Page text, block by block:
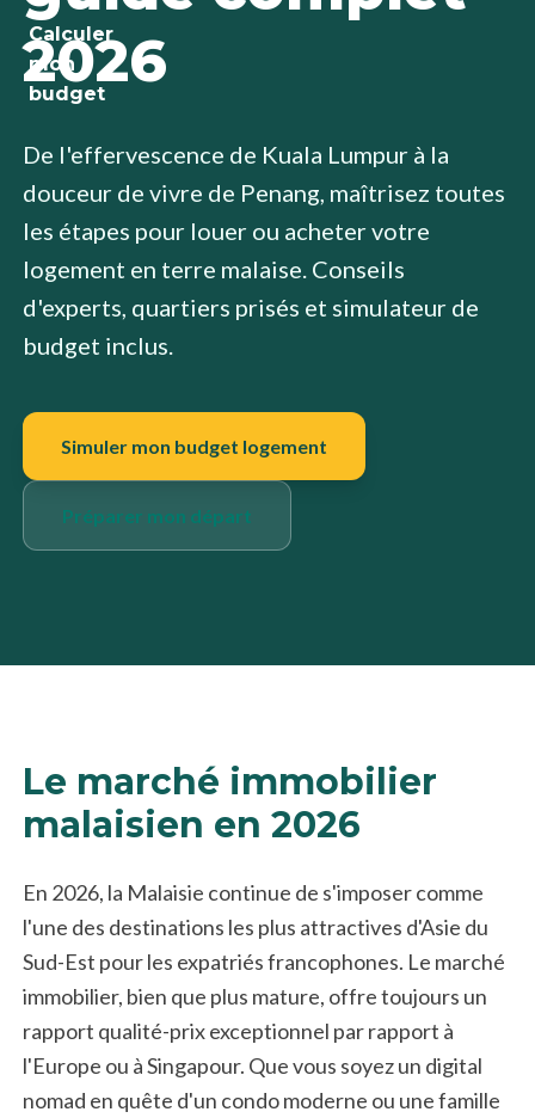
Emploi
Santé
Culture
Régions
Calculer
mon
budget
2026
De l'effervescence de Kuala Lumpur à la
douceur de vivre de Penang, maîtrisez toutes
les étapes pour louer ou acheter votre
logement en terre malaise. Conseils
d'experts, quartiers prisés et simulateur de
budget inclus.
Simuler mon budget logement
Préparer mon départ
Le marché immobilier
malaisien en 2026
En 2026, la Malaisie continue de s'imposer comme
l'une des destinations les plus attractives d'Asie du
Sud-Est pour les expatriés francophones. Le marché
immobilier, bien que plus mature, offre toujours un
rapport qualité-prix exceptionnel par rapport à
l'Europe ou à Singapour. Que vous soyez un digital
nomad en quête d'un condo moderne ou une famille